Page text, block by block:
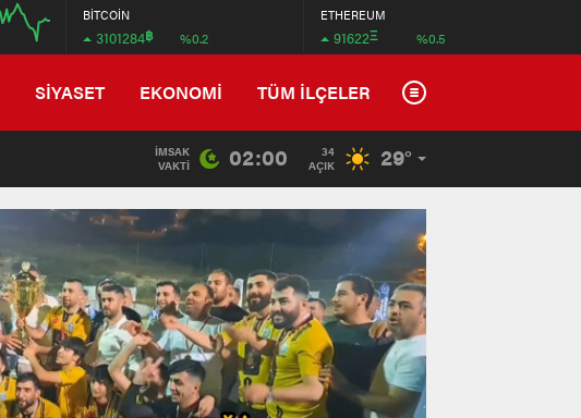
BİTCOİN
3101284฿ %0.2
ETHEREUM
91622Ξ %0.5
SİYASET EKONOMİ TÜM İLÇELER
İMSAK
VAKTI
02:00
34
AÇIK
29°